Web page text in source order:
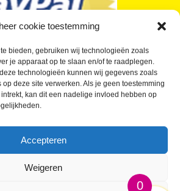
cookie toestemming
bieden, gebruiken wij technologieën zoals
je apparaat op te slaan en/of te raadplegen.
technologieën kunnen wij gegevens zoals
deze site verwerken. Als je geen toestemming
kan dit een nadelige invloed hebben op
Accepteren
Weigeren
Kleine Buttons?
maken in kleine oplage
Kleine Buttons kopen?
0